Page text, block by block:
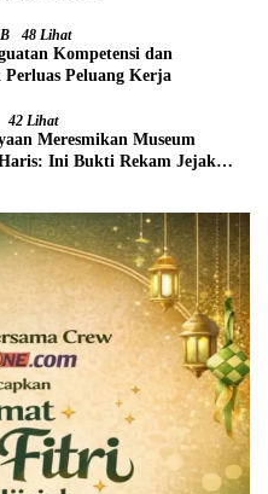
48 Lihat
Kompetensi dan
Peluang Kerja
42 Lihat
Meresmikan Museum
Ini Bukti Rekam Jejak